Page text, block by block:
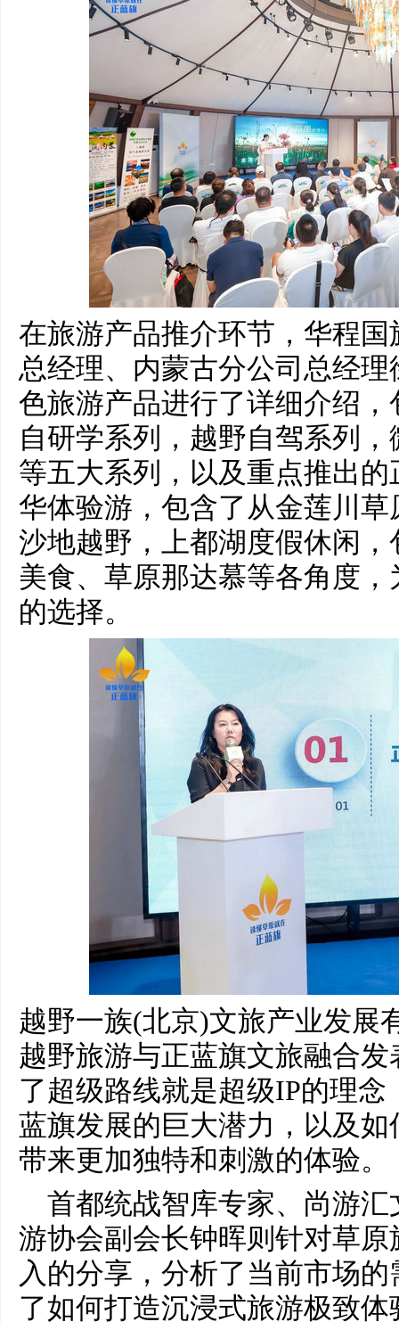
在旅游产品推介环节，华程
总经理、内蒙古分公司总经
色旅游产品进行了详细介绍
自研学系列，越野自驾系列
等五大系列，以及重点推出
华体验游，包含了从金莲川
沙地越野，上都湖度假休闲
美食、草原那达慕等各角度
的选择。
越野一族(北京)文旅产业发展
越野旅游与正蓝旗文旅融合
了超级路线就是超级IP的理
蓝旗发展的巨大潜力，以及
带来更加独特和刺激的体验。
首都统战智库专家、尚游
游协会副会长钟晖则针对草
入的分享，分析了当前市场
了如何打造沉浸式旅游极致